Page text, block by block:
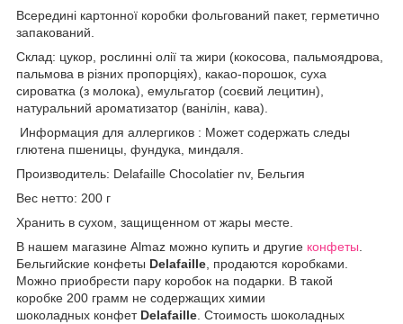
Всередині картонної коробки фольгований пакет, герметично
запакований.
Склад: цукор, рослинні олії та жири (кокосова, пальмоядрова,
пальмова в різних пропорціях), какао-порошок, суха
сироватка (з молока), емульгатор (соєвий лецитин),
натуральний ароматизатор (ванілін, кава).
Информация для аллергиков : Может содержать следы
глютена пшеницы, фундука, миндаля.
Производитель: Delafaille Chocolatier nv, Бельгия
Вес нетто: 200 г
Хранить в сухом, защищенном от жары месте.
В нашем магазине Almaz можно купить и другие конфеты
Бельгийские конфеты Delafaille , продаются коробками.
Можно приобрести пару коробок на подарки. В такой
коробке 200 грамм не содержащих химии
шоколадных конфет Delafaille . Стоимость шоколадных